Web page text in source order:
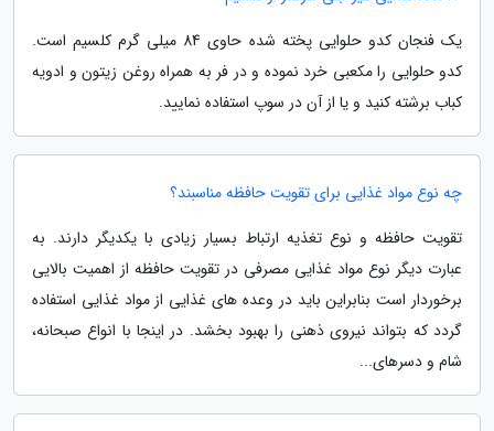
یک فنجان کدو حلوایی پخته شده حاوی 84 میلی گرم کلسیم است.
کدو حلوایی را مکعبی خرد نموده و در فر به همراه روغن زیتون و ادویه
کباب برشته کنید و یا از آن در سوپ استفاده نمایید.
چه نوع مواد غذایی برای تقویت حافظه مناسبند؟
تقویت حافظه و نوع تغذیه ارتباط بسیار زیادی با یکدیگر دارند. به
عبارت دیگر نوع مواد غذایی مصرفی در تقویت حافظه از اهمیت بالایی
برخوردار است بنابراین باید در وعده های غذایی از مواد غذایی استفاده
گردد که بتواند نیروی ذهنی را بهبود بخشد. در اینجا با انواع صبحانه،
شام و دسرهای...